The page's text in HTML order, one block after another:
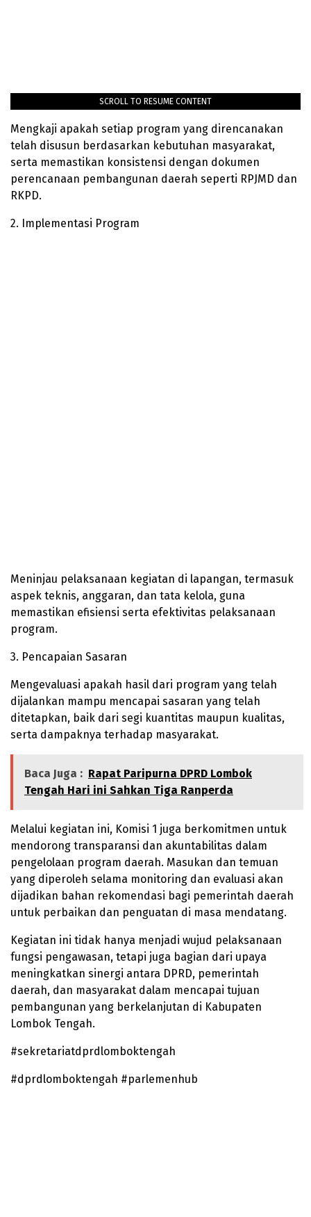
SCROLL TO RESUME CONTENT
Mengkaji apakah setiap program yang direncanakan
telah disusun berdasarkan kebutuhan masyarakat,
serta memastikan konsistensi dengan dokumen
perencanaan pembangunan daerah seperti RPJMD dan
RKPD.
2. Implementasi Program
Meninjau pelaksanaan kegiatan di lapangan, termasuk
aspek teknis, anggaran, dan tata kelola, guna
memastikan efisiensi serta efektivitas pelaksanaan
program.
3. Pencapaian Sasaran
Mengevaluasi apakah hasil dari program yang telah
dijalankan mampu mencapai sasaran yang telah
ditetapkan, baik dari segi kuantitas maupun kualitas,
serta dampaknya terhadap masyarakat.
Baca Juga : Rapat Paripurna DPRD Lombok
Tengah Hari ini Sahkan Tiga Ranperda
Melalui kegiatan ini, Komisi 1 juga berkomitmen untuk
mendorong transparansi dan akuntabilitas dalam
pengelolaan program daerah. Masukan dan temuan
yang diperoleh selama monitoring dan evaluasi akan
dijadikan bahan rekomendasi bagi pemerintah daerah
untuk perbaikan dan penguatan di masa mendatang.
Kegiatan ini tidak hanya menjadi wujud pelaksanaan
fungsi pengawasan, tetapi juga bagian dari upaya
meningkatkan sinergi antara DPRD, pemerintah
daerah, dan masyarakat dalam mencapai tujuan
pembangunan yang berkelanjutan di Kabupaten
Lombok Tengah.
#sekretariatdprdlomboktengah
#dprdlomboktengah #parlemenhub